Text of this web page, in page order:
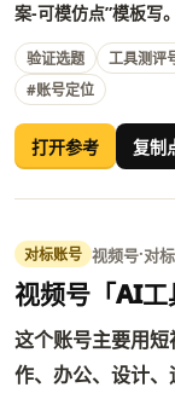
案-可模仿点”模板写。
验证选题 工具测评
#账号定位
打开参考 复制
对标账号 视频号·对
视频号「AI工
这个账号主要用
作、办公、设计、